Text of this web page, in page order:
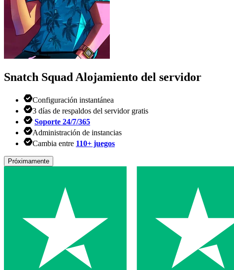
Snatch Squad Alojamiento del servidor
Configuración instantánea
3 días de respaldos del servidor gratis
Soporte 24/7/365
Administración de instancias
Cambia entre 110+ juegos
Próximamente